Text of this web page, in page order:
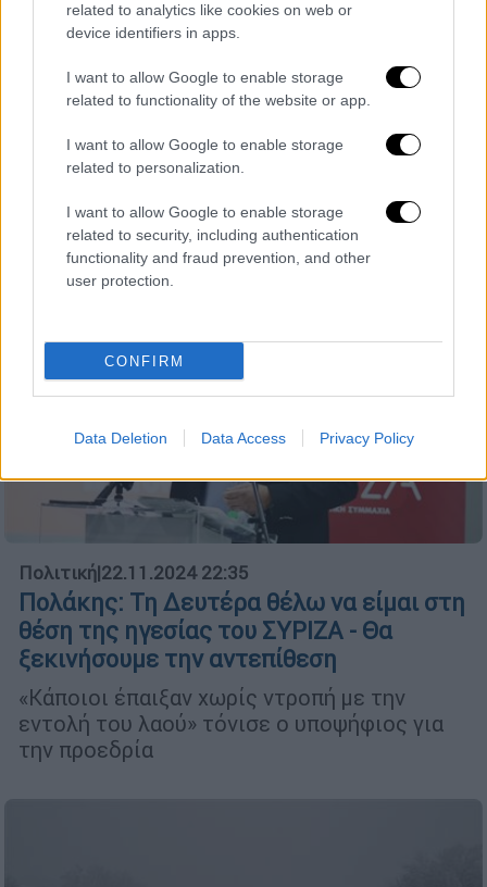
related to analytics like cookies on web or
device identifiers in apps.
I want to allow Google to enable storage
related to functionality of the website or app.
I want to allow Google to enable storage
related to personalization.
I want to allow Google to enable storage
related to security, including authentication
functionality and fraud prevention, and other
user protection.
CONFIRM
Data Deletion Data Access Privacy Policy
Κόσμος|22.11.2024 22:40
Σε τροχιά κλιμάκωσης ο πόλεμος στην
Ουκρανία; Το επόμενο βήμα του Πούτιν,
τα πυρηνικά και ο παράγοντας Τραμπ
Ποιό θα είναι το επόμενο βήμα του και το
μέλλον της σύγκρουσης με την Ουκρανία;
Πολιτική|22.11.2024 22:35
Πολάκης: Τη Δευτέρα θέλω να είμαι στη
θέση της ηγεσίας του ΣΥΡΙΖΑ - Θα
ξεκινήσουμε την αντεπίθεση
«Κάποιοι έπαιξαν χωρίς ντροπή με την
εντολή του λαού» τόνισε ο υποψήφιος για
την προεδρία